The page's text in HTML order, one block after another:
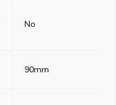
No
90mm